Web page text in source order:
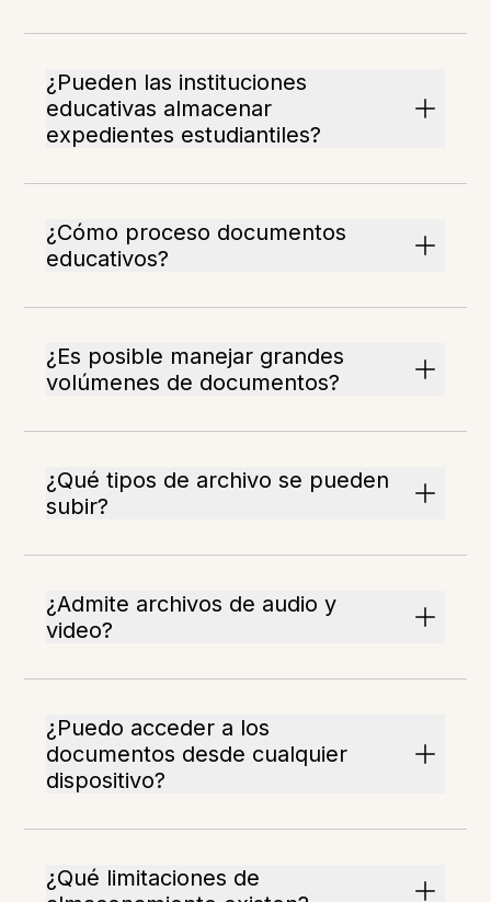
¿Pueden las instituciones
educativas almacenar
expedientes estudiantiles?
¿Cómo proceso documentos
educativos?
¿Es posible manejar grandes
volúmenes de documentos?
¿Qué tipos de archivo se pueden
subir?
¿Admite archivos de audio y
video?
¿Puedo acceder a los
documentos desde cualquier
dispositivo?
¿Qué limitaciones de